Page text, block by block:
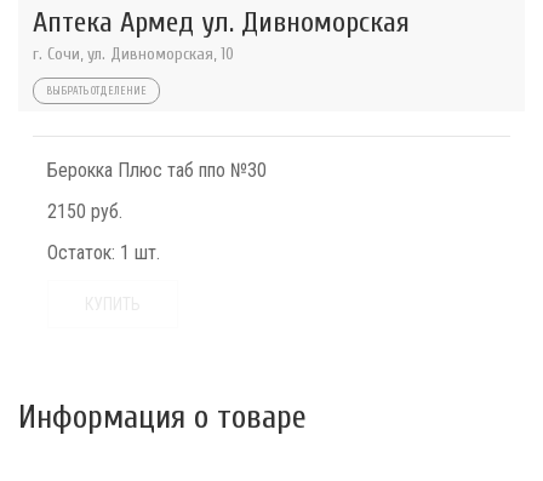
Аптека Армед ул. Дивноморская
г. Сочи, ул. Дивноморская, 10
ВЫБРАТЬ ОТДЕЛЕНИЕ
Берокка Плюс таб ппо №30
2150 руб.
Остаток: 1 шт.
Информация о товаре